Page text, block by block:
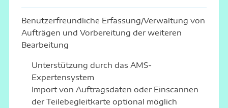
Benutzerfreundliche Erfassung/Verwaltung von
Aufträgen und Vorbereitung der weiteren
Bearbeitung
Unterstützung durch das AMS-
Expertensystem
Import von Auftragsdaten oder Einscannen
der Teilebegleitkarte optional möglich